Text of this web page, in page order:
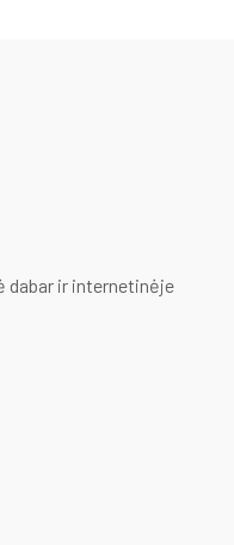
dabar ir internetinėje